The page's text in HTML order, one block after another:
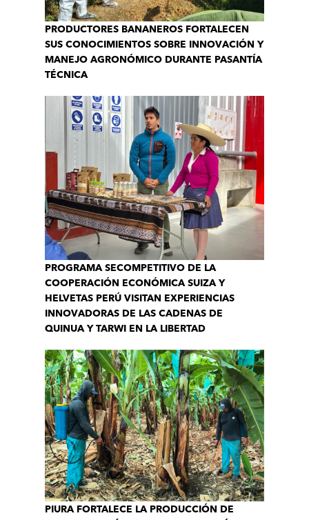
PRODUCTORES BANANEROS FORTALECEN
SUS CONOCIMIENTOS SOBRE INNOVACIÓN Y
MANEJO AGRONÓMICO DURANTE PASANTÍA
TÉCNICA
PROGRAMA SECOMPETITIVO DE LA
COOPERACIÓN ECONÓMICA SUIZA Y
HELVETAS PERÚ VISITAN EXPERIENCIAS
INNOVADORAS DE LAS CADENAS DE
QUINUA Y TARWI EN LA LIBERTAD
PIURA FORTALECE LA PRODUCCIÓN DE